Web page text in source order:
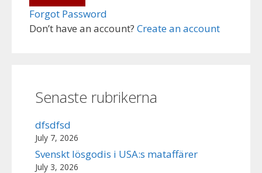
Don’t have an account? Create an account
Forgot Password
Senaste rubrikerna
dfsdfsd
July 7, 2026
Svenskt lösgodis i USA:s mataffärer
July 3, 2026